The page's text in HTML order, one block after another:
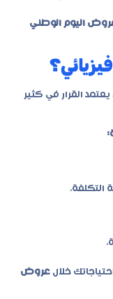
اليوم الوطني
يعتمد القرار في كثير
التكلفة.
خلال عروض